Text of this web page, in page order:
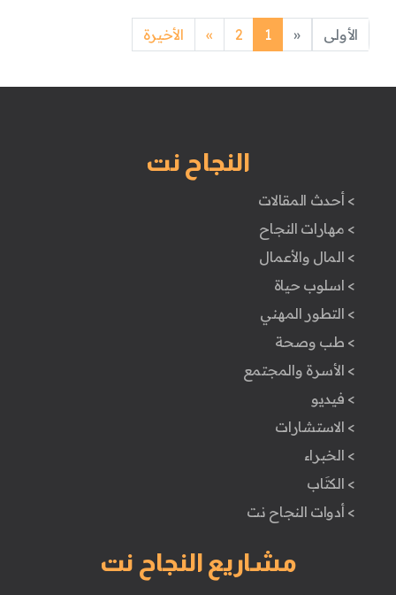
الأولى «
Previous
1
2
»
Nextالأخيرة
النجاح نت
> أحدث المقالات
> مهارات النجاح
> المال والأعمال
> اسلوب حياة
> التطور المهني
> طب وصحة
> الأسرة والمجتمع
> فيديو
> الاستشارات
> الخبراء
> الكتَاب
> أدوات النجاح نت
مشاريع النجاح نت